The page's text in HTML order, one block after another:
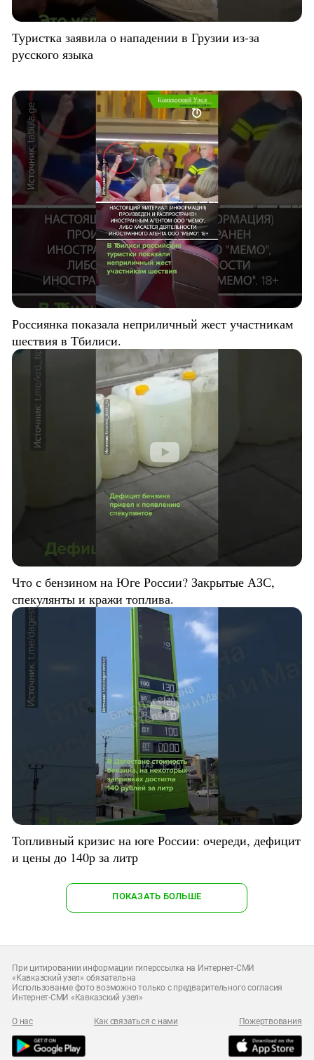
Туристка заявила о нападении в Грузии из-за
русского языка
Россиянка показала неприличный жест участникам
шествия в Тбилиси.
Что с бензином на Юге России? Закрытые АЗС,
спекулянты и кражи топлива.
Топливный кризис на юге России: очереди, дефицит
и цены до 140р за литр
ПОКАЗАТЬ БОЛЬШЕ
При цитировании информации гиперссылка на Интернет-СМИ
«Кавказский узел» обязательна
Использование фото возможно только с предварительного согласия
Интернет-СМИ «Кавказский узел»
О нас Как связаться с нами Пожертвования